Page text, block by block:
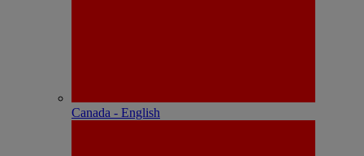
Canada - English